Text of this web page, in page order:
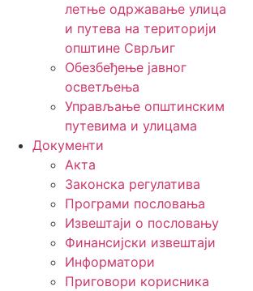
летње одржавање улица
и путева на територији
општине Сврљиг
Обезбеђење јавног
осветљења
Управљање општинским
путевима и улицама
Документи
Акта
Законска регулатива
Програми пословања
Извештаји о пословању
Финансијски извештаји
Информатори
Приговори корисника